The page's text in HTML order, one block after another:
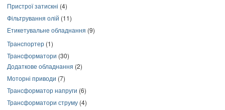
Пристрої затискні (4)
Фільтрування олій (11)
Етикетувальне обладнання (9)
Транспортер (1)
Трансформатори (30)
Додаткове обладнання (2)
Моторні приводи (7)
Трансформатор напруги (6)
Трансформатори струму (4)